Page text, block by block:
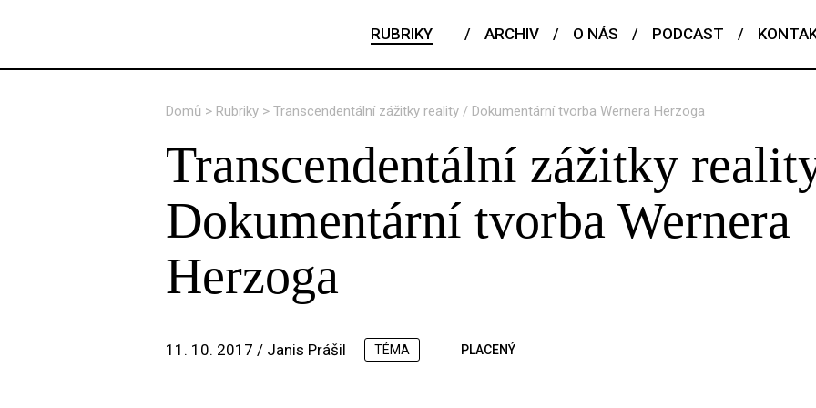
RUBRIKY / ARCHIV / O NÁS / PODCAST /
Domů > Rubriky > Transcendentální zážitky reality / Dokumentární tvorba Wernera Herzoga
Transcendentální zážitky
Dokumentární tvorba Wernera
Herzoga
11. 10. 2017 / Janis Prášil TÉMA PLACENÝ